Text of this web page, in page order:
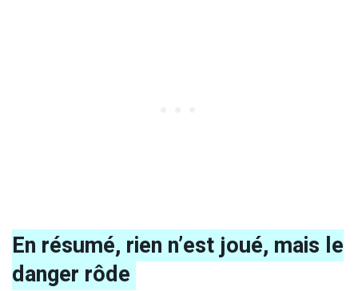
En résumé, rien n’est joué, mais le
danger rôde